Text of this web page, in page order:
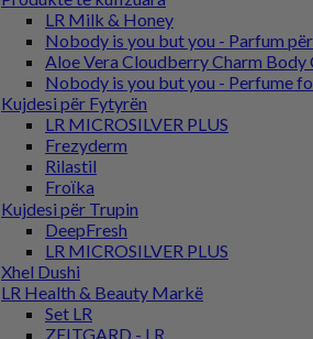
LR Milk & Honey
Nobody is you but you - Parfum
Aloe Vera Cloudberry Charm Body
Nobody is you but you - Perfume
Kujdesi për Fytyrën
LR MICROSILVER PLUS
Frezyderm
Rilastil
Froϊka
Kujdesi për Trupin
DeepFresh
LR MICROSILVER PLUS
Xhel Dushi
LR Health & Beauty Markë
Set LR
ZEITGARD - LR